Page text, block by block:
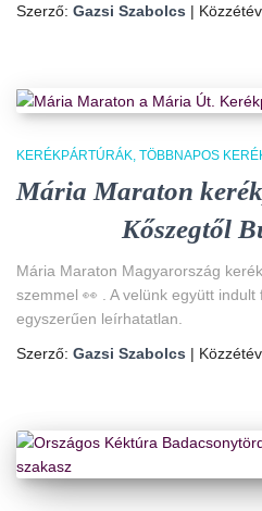
Szerző: Gazsi Szabolcs |
KERÉKPÁRTÚRÁK TÖBBNAPOS
Mária Maraton
Kőszegtől
Mária Maraton Magyarország
szemmel 👀 . A velünk együtt indult
egyszerűen leírhatatlan.
Szerző: Gazsi Szabolcs |